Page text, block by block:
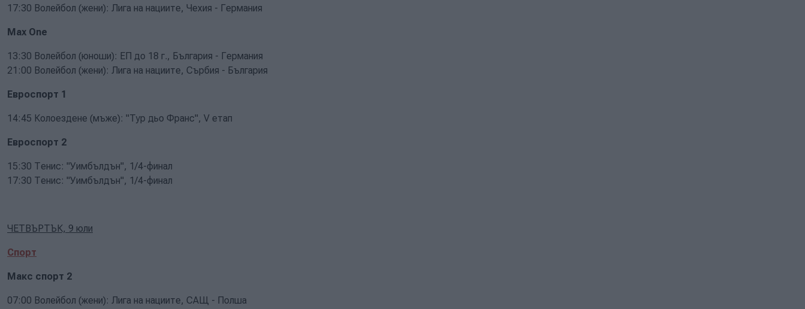
17:30 Волейбол (жени): Лига на нациите, Чехия - Германия
Max One
13:30 Волейбол (юноши): ЕП до 18 г., България - Германия
21:00 Волейбол (жени): Лига на нациите, Сърбия - България
Евроспорт 1
14:45 Колоездене (мъже): "Тур дьо Франс", V етап
Евроспорт 2
15:30 Тенис: "Уимбълдън", 1/4-финал
17:30 Тенис: "Уимбълдън", 1/4-финал
ЧЕТВЪРТЪК, 9 юли
Спорт
Макс спорт 2
07:00 Волейбол (жени): Лига на нациите, САЩ - Полша